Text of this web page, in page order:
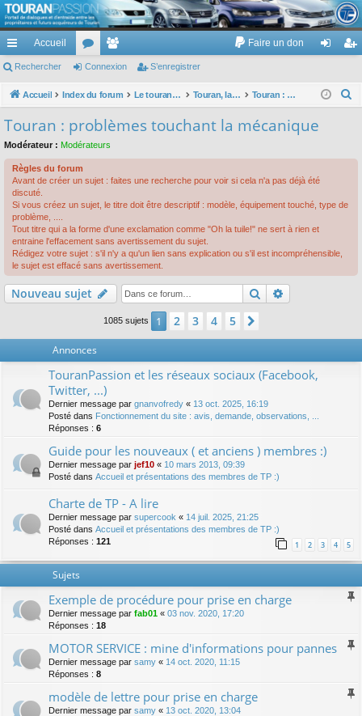
TouranPassion
Le forum des propriétaires ou futurs acquéreurs du Volkswagen Touran
cc
ès
pi
de
Accueil
or
u
e
m
Faire un don
ne nr
Rechercher Connexion S’enregistrer
Accueil Index du forum Le touran dans ses versions I (V1 V2 V3) et II ... Touran, la mécanique : moteurs, boites, transmissions, freins, direction, roues Touran : problèmes touchant la mécanique
Touran : problèmes touchant la mécanique
Modérateur : Modérateurs
Règles du forum
Avant de créer un sujet : faites une recherche pour voir si cela n'a pas déjà été
discuté.
Si vous créez un sujet, le titre doit être descriptif : modèle, équipement touché, type de
problème, ....
Tout titre qui a la forme d'une exclamation comme "Oh la tuile!" ne sert à rien et
entraine l'effacement sans avertissement du sujet.
Rédigez votre sujet : s'il n'y a qu'un lien sans explication ou s'il est incompréhensible,
le sujet est effacé sans avertissement.
Nouveau sujet Rechercher
1085 sujets 1 2 3 4 5
Annonces
TouranPassion et les réseaux sociaux (Facebook,
Twitter, ...)
Dernier message par gnanvofredy « 13 oct. 2025, 16:19
Posté dans Fonctionnement du site : avis, demande, observations, ...
Réponses : 6
Guide pour les nouveaux ( et anciens ) membres :)
Dernier message par jef10 « 10 mars 2013, 09:39
Posté dans Accueil et présentations des membres de TP :)
Charte de TP - A lire
Dernier message par supercook « 14 juil. 2025, 21:25
Posté dans Accueil et présentations des membres de TP :)
Réponses : 121 1 2 3 4 5
Sujets
Exemple de procédure pour prise en charge
Dernier message par fab01 « 03 nov. 2020, 17:20
Réponses : 18
MOTOR SERVICE : mine d'informations pour pannes
Dernier message par samy « 14 oct. 2020, 11:15
Réponses : 8
modèle de lettre pour prise en charge
Dernier message par samy « 13 oct. 2020, 13:04